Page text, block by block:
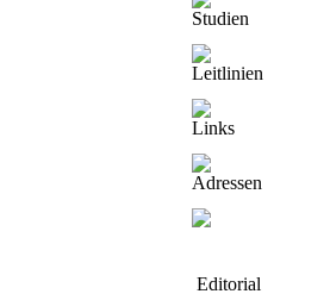
Studien
Leitlinien
Links
Adressen
Editorial